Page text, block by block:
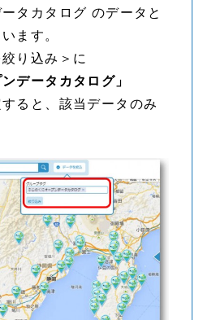
タカタログ のデータと
ます。
り込み＞に
データカタログ」
ると、該当データのみ